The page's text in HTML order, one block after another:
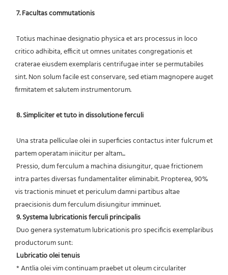
7. Facultas commutationis
critico adhibita, efficit ut omnes unitates congregationis et
craterae eiusdem exemplaris centrifugae inter se permutabiles
sint. Non solum facile est conservare, sed etiam magnopere auget
firmitatem et salutem instrumentorum.
8. Simpliciter et tuto in dissolutione ferculi
partem operatam iniicitur per altam...
intra partes diversas fundamentaliter eliminabit. Propterea, 90%
vis tractionis minuet et periculum damni partibus altae
praecisionis dum ferculum disiungitur imminuet.
9. Systema lubricationis ferculi principalis
productorum sunt:
Lubricatio olei tenuis